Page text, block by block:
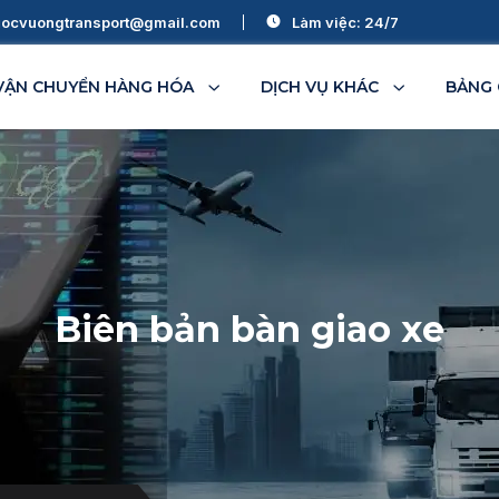
Làm việc: 24/7
CHUYỂN HÀNG HÓA
Bình Thuận
Thanh Hóa
Đắk Lắk Bình Phước
Gia Lai
Kon Tum Lâm Đồng
DỊCH VỤ KHÁC BẢNG
Biên bản bàn giao xe